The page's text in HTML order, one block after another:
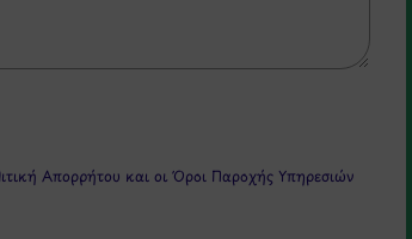
Απορρήτου και οιΌροι Παροχής Υπηρεσιών